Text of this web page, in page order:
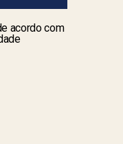
acordo com